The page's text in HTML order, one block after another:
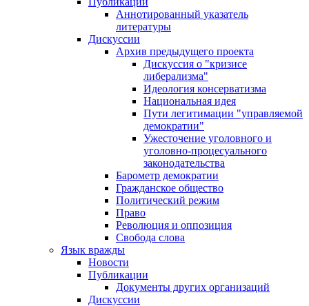
Аннотированный указатель
литературы
Дискуссии
Архив предыдущего проекта
Дискуссия о "кризисе
либерализма"
Идеология консерватизма
Национальная идея
Пути легитимации "управляемой
демократии"
Ужесточение уголовного и
уголовно-процесуального
законодательства
Барометр демократии
Гражданское общество
Политический режим
Право
Революция и оппозиция
Свобода слова
Язык вражды
Новости
Публикации
Документы других организаций
Дискуссии